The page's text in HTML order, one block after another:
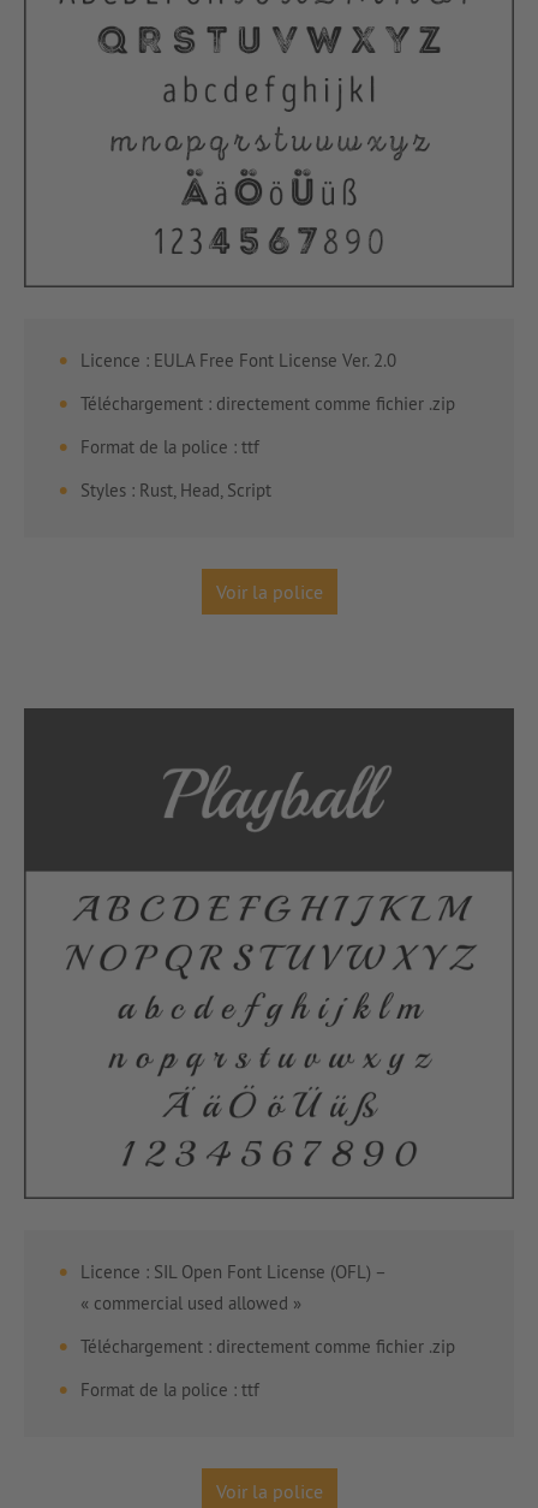
Licence : EULA Free Font License Ver. 2.0
Téléchargement : directement comme fichier .zip
Format de la police : ttf
Styles : Rust, Head, Script
Voir la police
Licence : SIL Open Font License (OFL) –
« commercial used allowed »
Téléchargement : directement comme fichier .zip
Format de la police : ttf
Voir la police